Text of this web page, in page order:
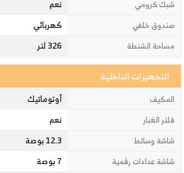
شبك كرومي نعم
صندوق خلفي كهربائي
مساحة الشنطة 326 لتر
التجهيزات الداخلية
المكيف أوتوماتيك
فلتر الغبار نعم
شاشة وسائط 12.3 بوصة
شاشة عدادات رقمية 7 بوصة